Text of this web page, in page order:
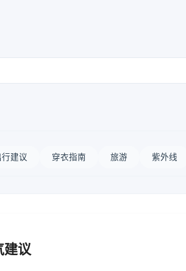
行建议 穿衣指南 旅游 紫外线
建议